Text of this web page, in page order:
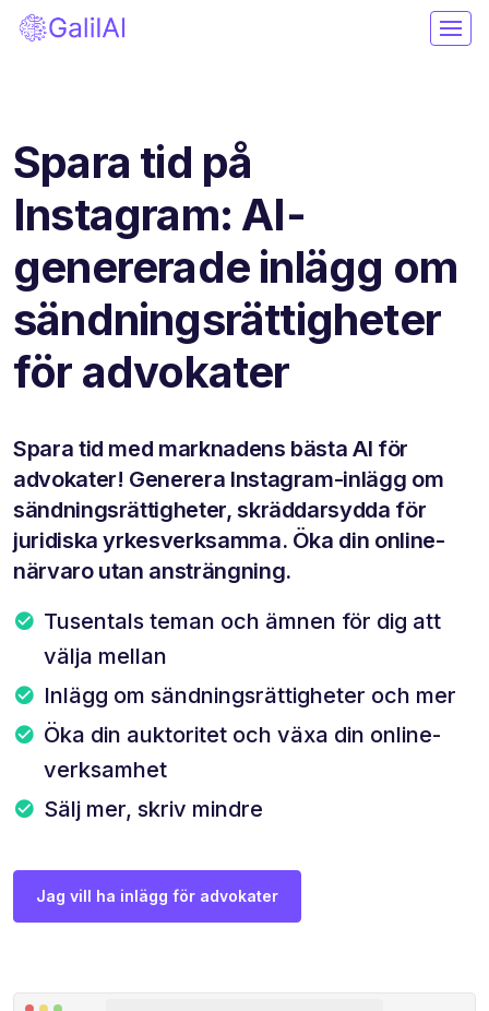
Spara tid på
Instagram: AI-
genererade inlägg om
sändningsrättigheter
för advokater
Spara tid med marknadens bästa AI för
advokater! Generera Instagram-inlägg om
sändningsrättigheter, skräddarsydda för
juridiska yrkesverksamma. Öka din online-
närvaro utan ansträngning.
Tusentals teman och ämnen för dig att
välja mellan
Inlägg om sändningsrättigheter och mer
Öka din auktoritet och växa din online-
verksamhet
Sälj mer, skriv mindre
Jag vill ha inlägg för advokater